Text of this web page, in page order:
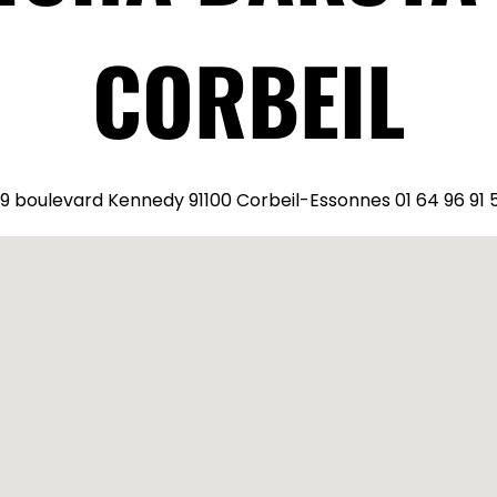
CORBEIL
boulevard Kennedy 91100 Corbeil-Essonnes 01 64 96 91